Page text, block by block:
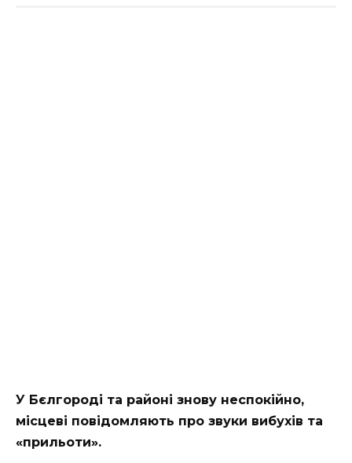
У Бєлгороді та районі знову неспокійно,
місцеві повідомляють про звуки вибухів та
«прильоти».